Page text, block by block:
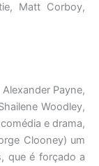
Matt Corboy,
Payne,
Woodley,
e drama,
Clooney) um
que é forçado a